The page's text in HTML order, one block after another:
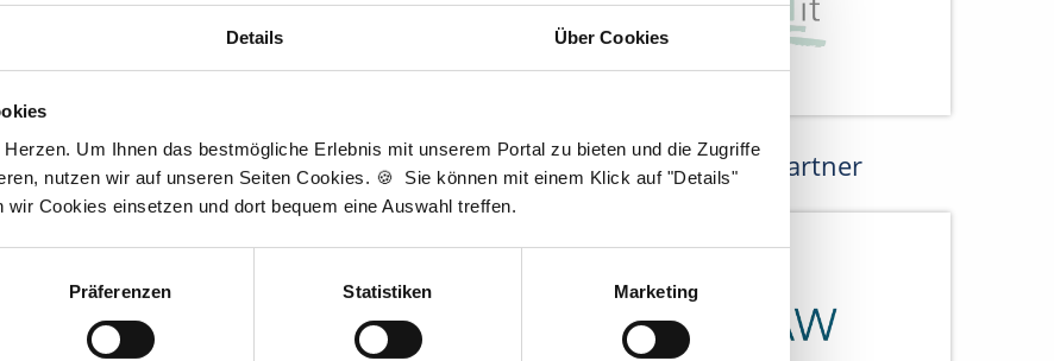
Details Über Cookies
Um Ihnen das bestmögliche Erlebnis mit unserem Portal zu bieten und die Zugriffe
nutzen wir auf unseren Seiten Cookies. 🍪 Sie können mit einem Klick auf "Details"
Cookies einsetzen und dort bequem eine Auswahl treffen.
Präferenzen Statistiken Marketing
Wir pflanzen Bäume Kooperations-Partner